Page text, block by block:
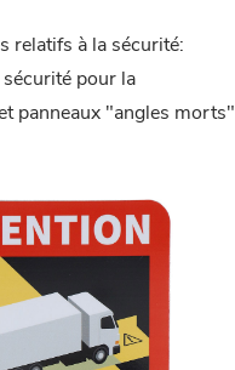
relatifs à la sécurité:
pour la
panneaux "angles morts"